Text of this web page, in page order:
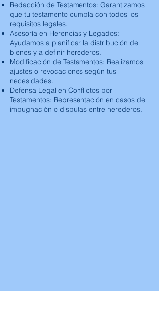
Redacción de Testamentos: Garantizamos
que tu testamento cumpla con todos los
requisitos legales.
Asesoría en Herencias y Legados:
Ayudamos a planificar la distribución de
bienes y a definir herederos.
Modificación de Testamentos: Realizamos
ajustes o revocaciones según tus
necesidades.
Defensa Legal en Conflictos por
Testamentos: Representación en casos de
impugnación o disputas entre herederos.